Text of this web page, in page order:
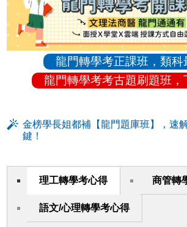
龍門轉學考正課班，類科
龍門轉學考考古題刷題班，
金榜學長姐都補【龍門題庫班】，速
鍵！
理工轉學考心得 商管轉
語文/心理轉學考心得